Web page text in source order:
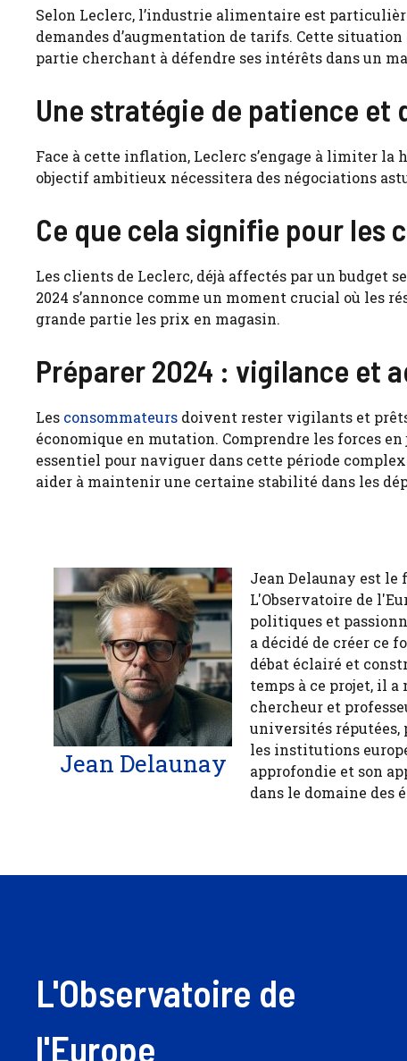
Selon Leclerc, l’industrie alimentaire est
demandes d’augmentation de tarifs. Cette
partie cherchant à défendre ses intérêts dans un
Une stratégie de patience et
Face à cette inflation, Leclerc s’engage à limiter la
objectif ambitieux nécessitera des négociations
Ce que cela signifie pour les
Les clients de Leclerc, déjà affectés par un budget
2024 s’annonce comme un moment crucial où les
grande partie les prix en magasin.
Préparer 2024 : vigilance et
Les consommateurs doivent rester vigilants et prêts
économique en mutation. Comprendre les forces
essentiel pour naviguer dans cette période
aider à maintenir une certaine stabilité dans les
Jean Delaunay
Jean Delaunay est
L'Observatoire de
politiques et
a décidé de créer ce
débat éclairé et
temps à ce projet, il
chercheur et
universités réputées,
les institutions
approfondie et son
dans le domaine des
L'Observatoire de
l'Europe